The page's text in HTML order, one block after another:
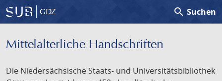
GDZ search Suchen
Mittelalterliche Handschriften
Die Niedersächsische Staats- und Universitätsbibliothek